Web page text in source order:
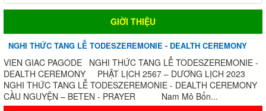
GIỜI THIỆU
NGHI THỨC TANG LỄ TODESZEREMONIE - DEALTH CEREMONY
VIEN GIAC PAGODE NGHI THỨC TANG LỄ TODESZEREMONIE -
DEALTH CEREMONY PHẬT LỊCH 2567 – DƯƠNG LỊCH 2023
NGHI THỨC TANG LỄ TODESZEREMONIE - DEALTH CEREMONY
CẦU NGUYỆN – BETEN - PRAYER Nam Mô Bổn...